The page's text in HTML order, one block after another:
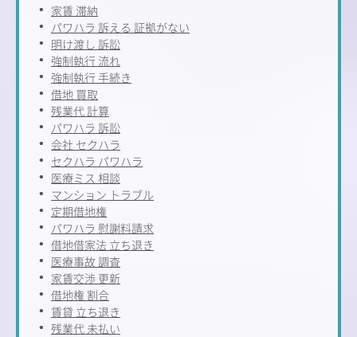
家賃 滞納
パワハラ 訴える 証拠がない
明け渡し 訴訟
強制執行 流れ
強制執行 手続き
借地 買取
残業代 計算
パワハラ 訴訟
会社 セクハラ
セクハラ パワハラ
医療ミス 相談
マンション トラブル
定期借地権
パワハラ 慰謝料請求
借地借家法 立ち退き
医療事故 調査
家賃交渉 更新
借地権 割合
賃貸 立ち退き
残業代 未払い